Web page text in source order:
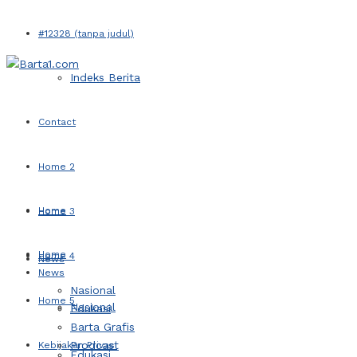
#12328 (tanpa judul)
Indeks Berita
Contact
Home 2
Home 3
Home 4
Home 5
Kebijakan Privasi
Home
News
Nasional
Home
News
Nasional
Edukasi
Barta Grafis
Prodcast